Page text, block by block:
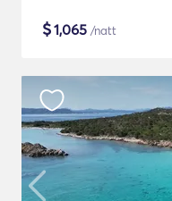
$1,065 /natt